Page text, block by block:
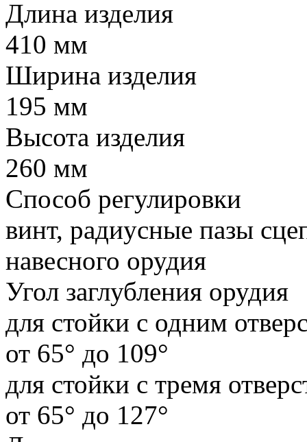
Длина изделия
410 мм
Ширина изделия
195 мм
Высота изделия
260 мм
Способ регулировки
винт, радиусные пазы
навесного орудия
Угол заглубления орудия
для стойки с одним
от 65° до 109°
для стойки с тремя
от 65° до 127°